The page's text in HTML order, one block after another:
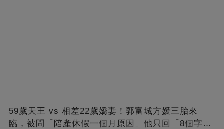
59歲天王 vs 相差22歲嬌妻！郭富城方媛三胎來
臨，被問「陪產休假一個月原因」他只回「8個字」